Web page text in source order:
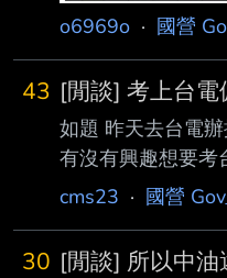
o6969o · 國營
43 [閒談] 考上台
如題 昨天去台電
有沒有興趣想要
不適合吧 他反而
年紀多大 --
cms23 · 國營
30 [閒談] 所以中油